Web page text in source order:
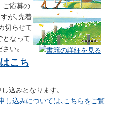
ご応募の
が、先着
切らせて
となって
い。
こち
込みとなります。
し込みについては、こちらをご覧